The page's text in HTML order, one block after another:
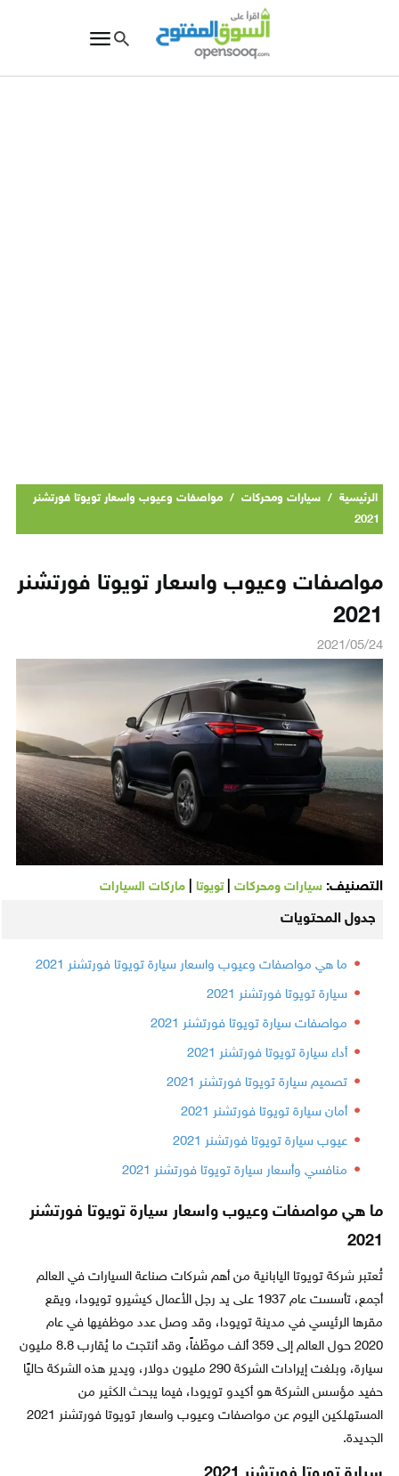
الرئيسية / سيارات ومحركات / مواصفات وعيوب واسعار تويوتا فورتشنر
2021
مواصفات وعيوب واسعار تويوتا فورتشنر
2021
2021/05/24
التصنيف: سيارات ومحركات|تويوتا| ماركات السيارات
جدول المحتويات
ما هي مواصفات وعيوب واسعار سيارة تويوتا فورتشنر 2021
سيارة تويوتا فورتشنر 2021
مواصفات سيارة تويوتا فورتشنر 2021
أداء سيارة تويوتا فورتشنر 2021
تصميم سيارة تويوتا فورتشنر 2021
أمان سيارة تويوتا فورتشنر 2021
عيوب سيارة تويوتا فورتشنر 2021
منافسي وأسعار سيارة تويوتا فورتشنر 2021
ما هي مواصفات وعيوب واسعار سيارة تويوتا فورتشنر
2021
تُعتبر شركة تويوتا اليابانية من أهم شركات صناعة السيارات في العالم
أجمع، تأسست عام 1937 على يد رجل الأعمال كيشيرو تويودا، ويقع
مقرها الرئيسي في مدينة تويودا، وقد وصل عدد موظفيها في عام
2020 حول العالم إلى 359 ألف موظّفاً، وقد أنتجت ما يُقارب 8.8 مليون
سيارة، وبلغت إيرادات الشركة 290 مليون دولار، ويدير هذه الشركة حاليًا
حفيد مؤسس الشركة هو أكيدو تويودا، فيما يبحث الكثير من
المستهلكين اليوم عن مواصفات وعيوب واسعار تويوتا فورتشنر 2021
الجديدة.